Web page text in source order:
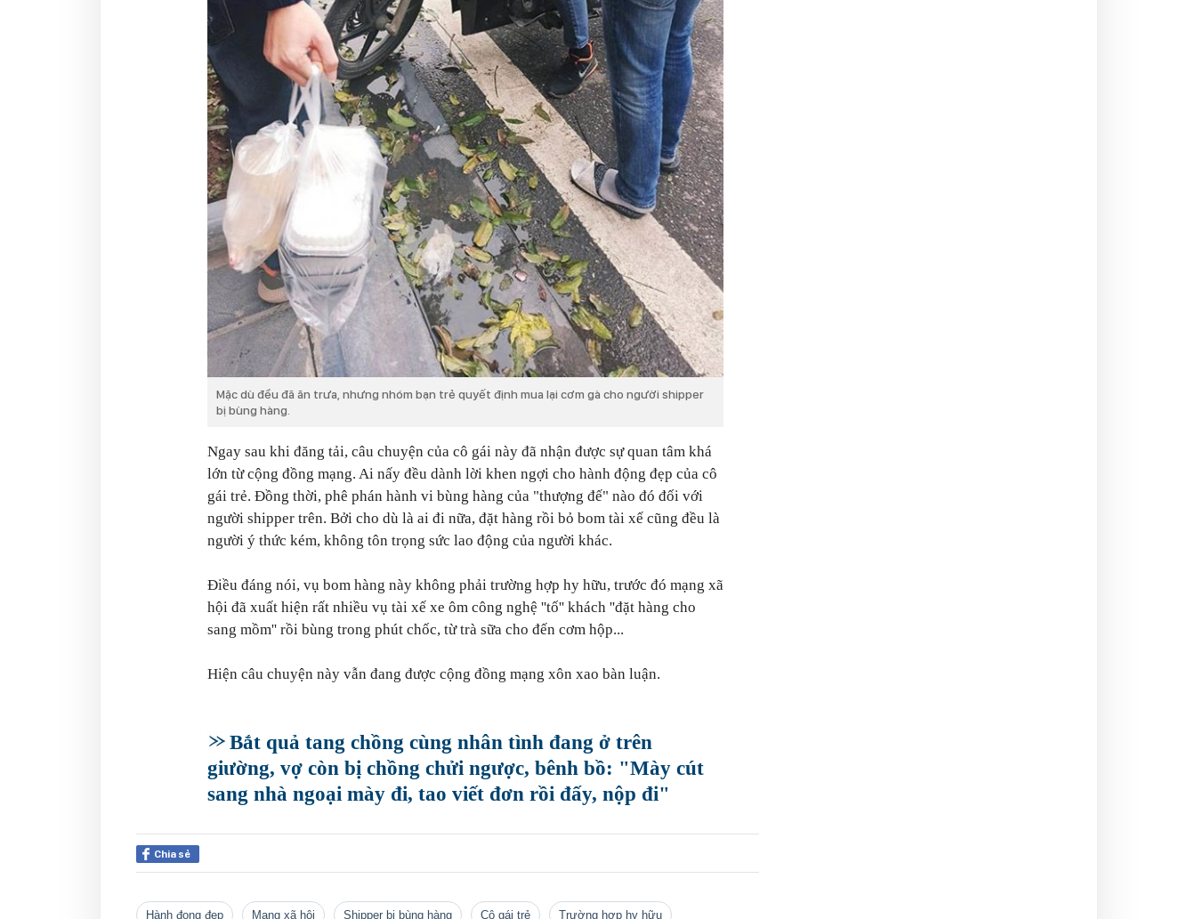
Mặc dù đều đã ăn trưa, nhưng nhóm bạn trẻ quyết định mua lại cơm gà cho người shipper
bị bùng hàng.
Ngay sau khi đăng tải, câu chuyện của cô gái này đã nhận được sự quan tâm khá
lớn từ cộng đồng mạng. Ai nấy đều dành lời khen ngợi cho hành động đẹp của cô
gái trẻ. Đồng thời, phê phán hành vi bùng hàng của "thượng đế" nào đó đối với
người shipper trên. Bởi cho dù là ai đi nữa, đặt hàng rồi bỏ bom tài xế cũng đều là
người ý thức kém, không tôn trọng sức lao động của người khác.
Điều đáng nói, vụ bom hàng này không phải trường hợp hy hữu, trước đó mạng xã
hội đã xuất hiện rất nhiều vụ tài xế xe ôm công nghệ ''tố'' khách ''đặt hàng cho
sang mồm'' rồi bùng trong phút chốc, từ trà sữa cho đến cơm hộp...
Hiện câu chuyện này vẫn đang được cộng đồng mạng xôn xao bàn luận.
Bắt quả tang chồng cùng nhân tình đang ở trên
giường, vợ còn bị chồng chửi ngược, bênh bồ: "Mày cút
sang nhà ngoại mày đi, tao viết đơn rồi đấy, nộp đi"
Chia sẻ
hành đọng đẹp mạng xã hội shipper bị bùng hàng cô gái trẻ trường hợp hy hữu